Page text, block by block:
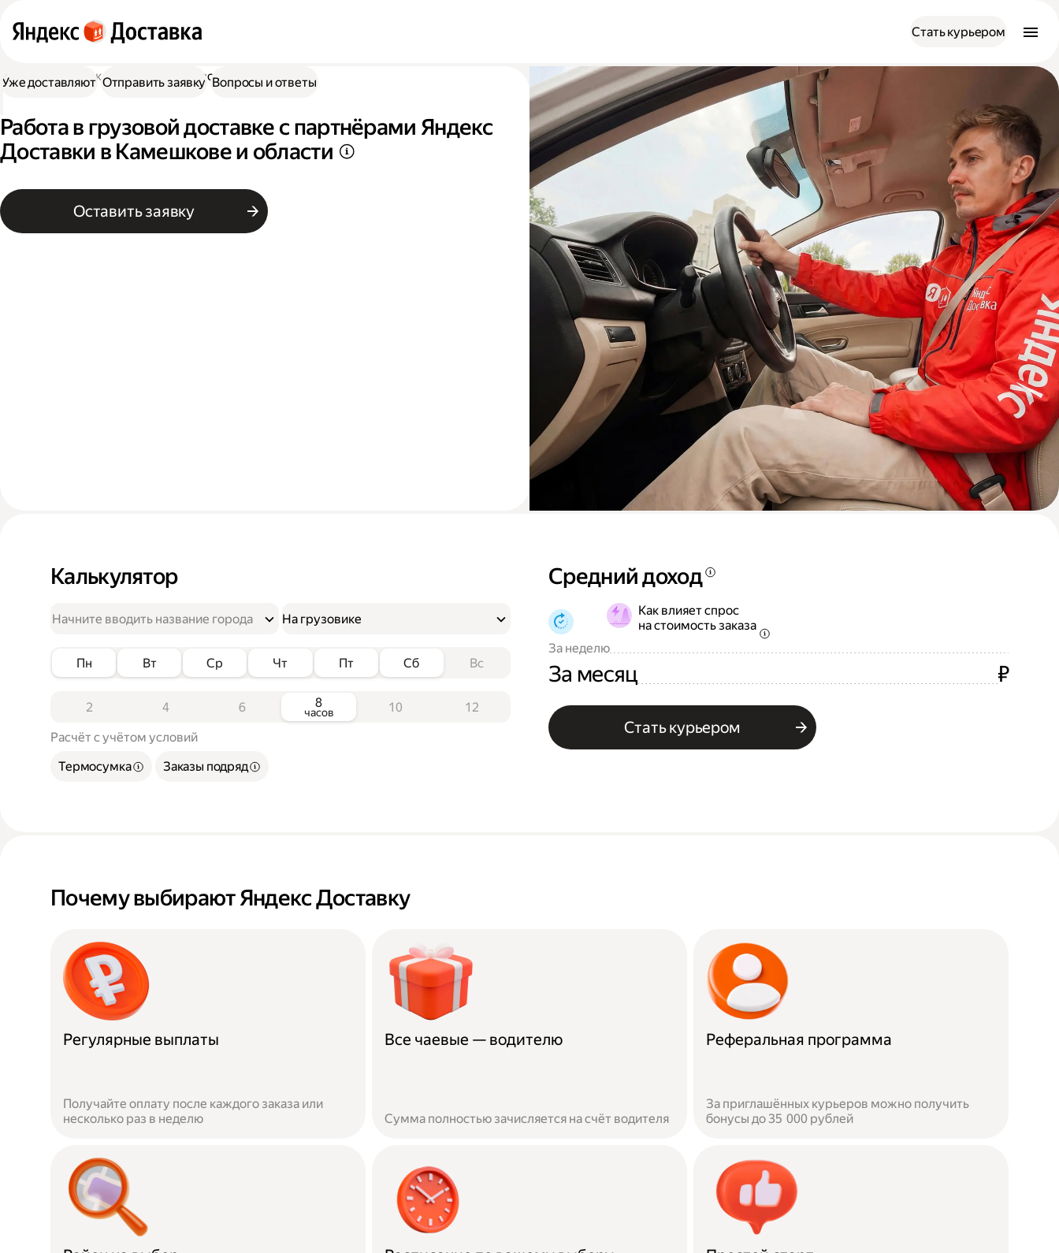
Стать курьером
Работа в Доставке Работа в грузовой доставке
Работа в грузовой доставке с партнёрами Яндекс
Доставки в Камешкове и области
Оставить заявку
Уже доставляют Отправить заявку Вопросы и ответы
Калькулятор
На грузовике
Пн Вт Ср Чт Пт Сб Вс
2 4 6 8
часов 10 12
Расчёт с учётом условий
Термосумка
Заказы подряд
Средний доход
Как влияет спрос
на стоимость заказа
За неделю
За месяц ₽
Стать курьером
Почему выбирают Яндекс Доставку
Регулярные выплаты
Получайте оплату после каждого заказа или
несколько раз в неделю
Все чаевые — водителю
Сумма полностью зачисляется на счёт водителя
Реферальная программа
За приглашённых курьеров можно получить
бонусы до 35 000 рублей